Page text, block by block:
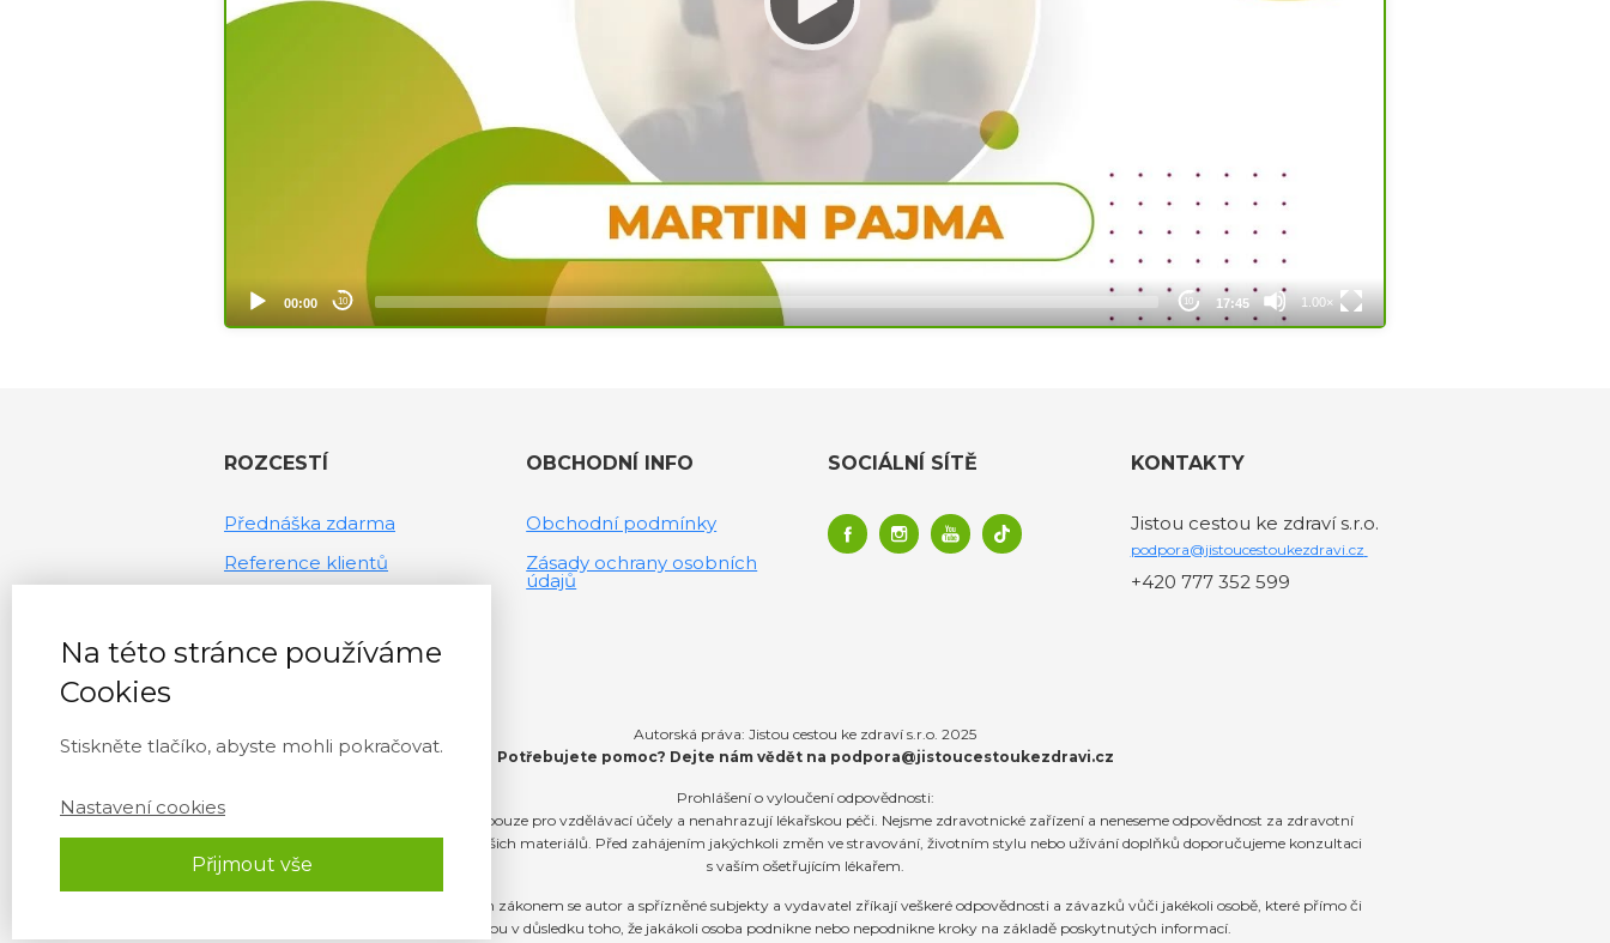
ROZCESTÍ
Přednáška zdarma
Reference klientů
Odborná veřejnost a média
OBCHODNÍ INFO
Obchodní podmínky
Zásady ochrany osobních
údajů
SOCIÁLNÍ SÍTĚ KONTAKTY
Jistou cestou ke zdraví s.r.o.
podpora@jistoucestoukezdravi.cz
+420 777 352 599
Autorská práva: Jistou cestou ke zdraví s.r.o. 2025
Potřebujete pomoc? Dejte nám vědět na podpora@jistoucestoukezdravi.cz
Prohlášení o vyloučení odpovědnosti:
Informace na tomto webu slouží pouze pro vzdělávací účely a nenahrazují lékařskou péči. Nejsme zdravotnické zařízení a neneseme odpovědnost za zdravotní
rozhodnutí učiněná na základě našich materiálů. Před zahájením jakýchkoli změn ve stravování, životním stylu nebo užívání doplňků doporučujeme konzultaci
s vaším ošetřujícím lékařem.
V maximálním rozsahu povoleném zákonem se autor a spřízněné subjekty a vydavatel zříkají veškeré odpovědnosti a závazků vůči jakékoli osobě, které přímo či
nepřímo vzniknou v důsledku toho, že jakákoli osoba podnikne nebo nepodnikne kroky na základě poskytnutých informací.
Na této stránce používáme
Cookies
Stiskněte tlačíko, abyste mohli pokračovat.
Nastavení cookies
Přijmout vše